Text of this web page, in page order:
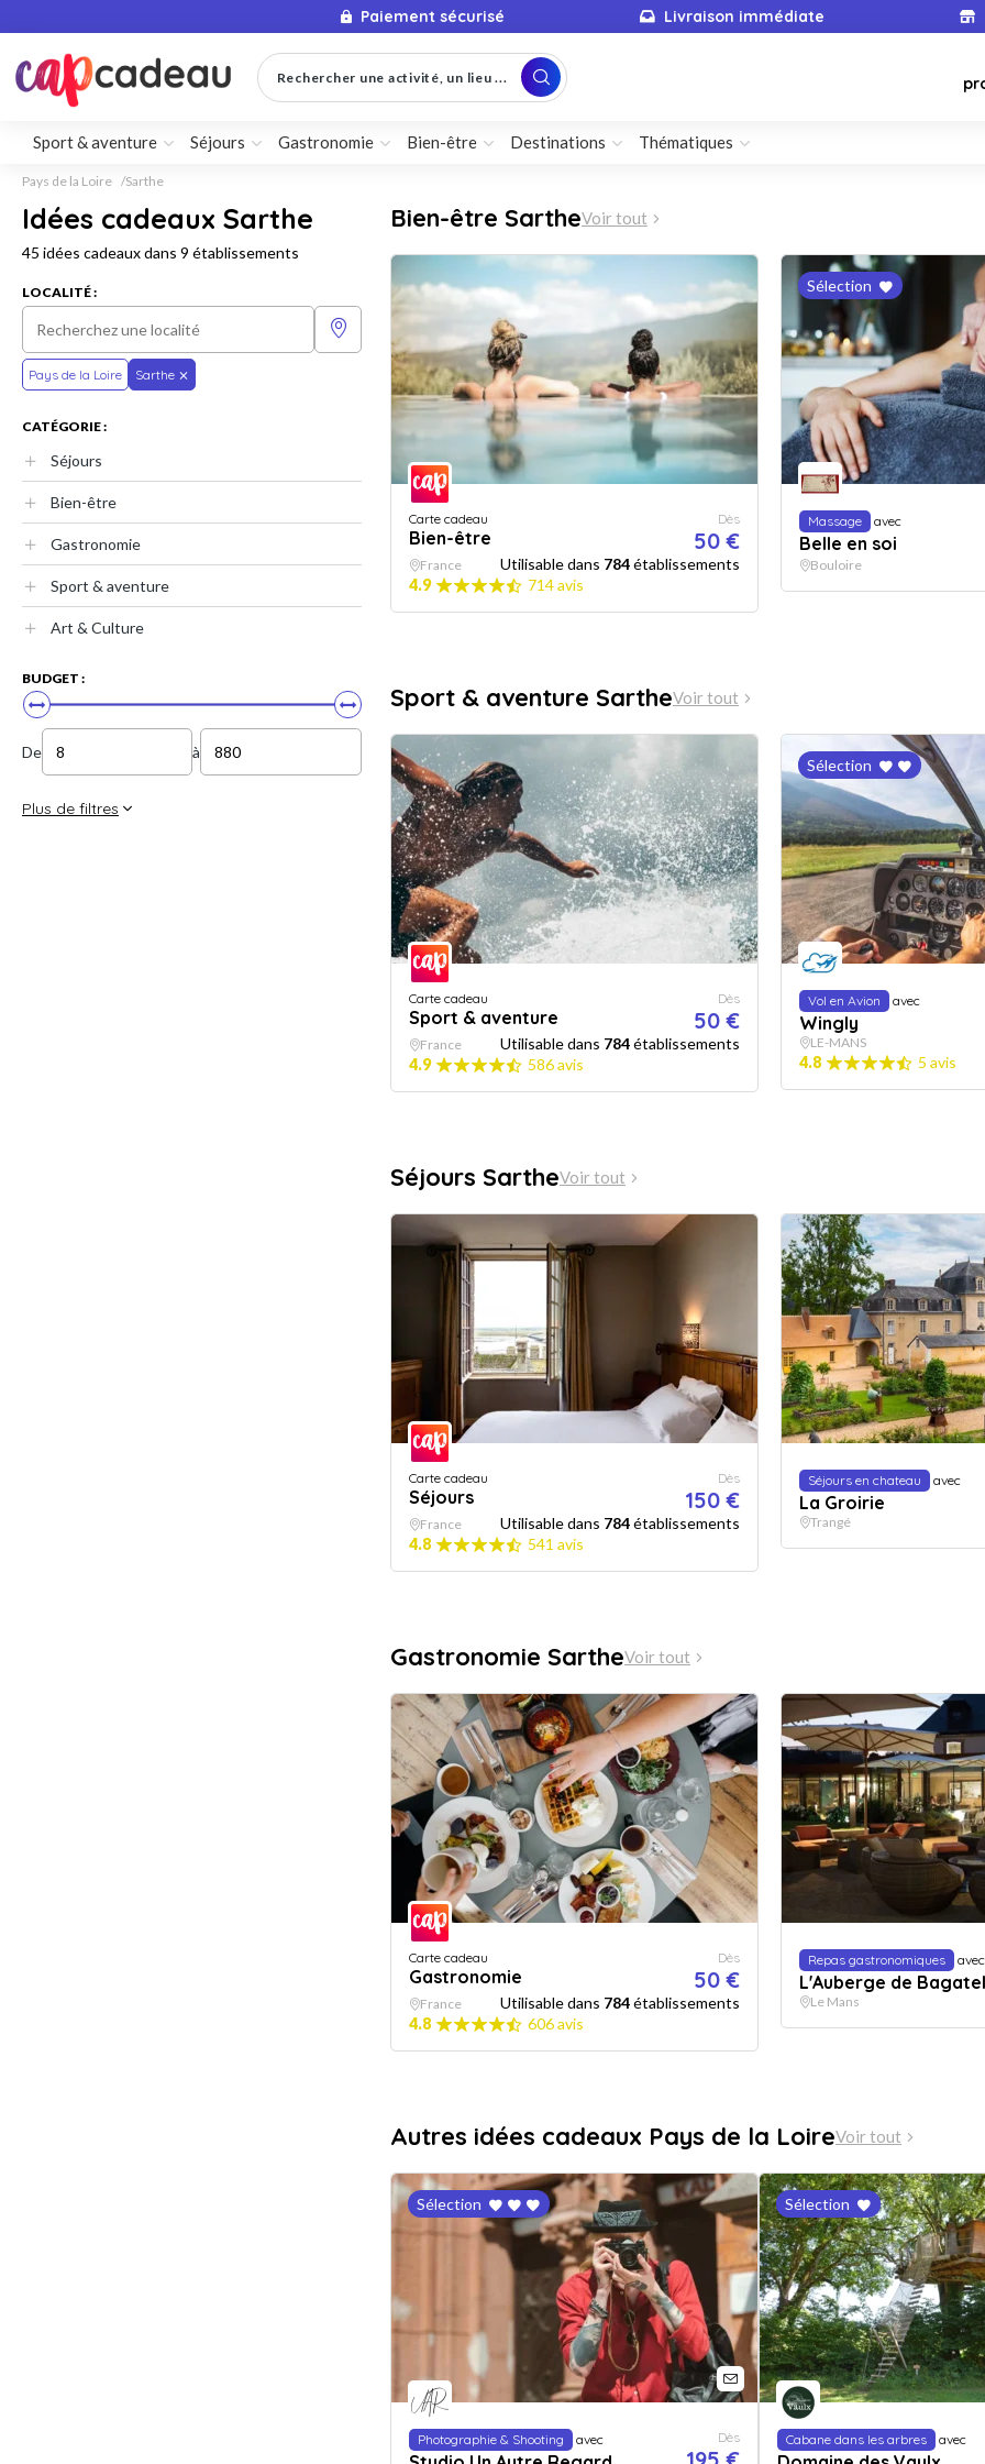
Paiement sécurisé Livraison immédiate
Rechercher une activité, un lieu ...
Sport & aventure Séjours Gastronomie Bien-être Destinations Thématiques
Pays de la Loire Sarthe
Idées cadeaux Sarthe
45 idées cadeaux dans 9 établissements
LOCALITÉ :
Pays de la Loire Sarthe
CATÉGORIE :
Séjours
Bien-être
Gastronomie
Sport & aventure
Art & Culture
BUDGET :
De à
Plus de filtres
Bien-être SartheVoir tout
Carte cadeau
Bien-être
Dès
50 €
France Utilisable dans 784établissements
4.9
714 avis
Sélection
Massage avec
Belle en soi
Bouloire
Sport & aventure SartheVoir tout
Carte cadeau
Sport & aventure
Dès
50 €
France Utilisable dans 784établissements
4.9
586 avis
Sélection
Vol en Avion avec
Wingly
LE-MANS
4.8 5 avis
Séjours SartheVoir tout
Carte cadeau
Séjours
Dès
150 €
France Utilisable dans 784établissements
4.8
541 avis
Séjours en chateau avec
La Groirie
Trangé
Gastronomie SartheVoir tout
Carte cadeau
Gastronomie
Dès
50 €
France Utilisable dans 784établissements
4.8
606 avis
Repas gastronomiques avec
L'Auberge de
Le Mans
Autres idées cadeaux Pays de la LoireVoir tout
Sélection
Photographie & Shooting avec Dès
Sélection
Cabane dans les arbres avec